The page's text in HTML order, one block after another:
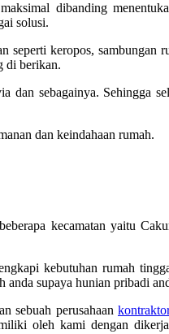
dibanding
solusi.
keropos, sambungan
di berikan.
dan sebagainya. Sehingga
dan keindahaan rumah.
kecamatan yaitu
kebutuhan rumah
anda supaya hunian pribadi
sebuah perusahaan
oleh kami dengan